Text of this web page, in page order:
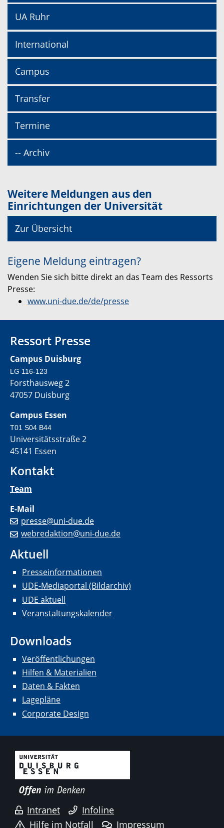
UA Ruhr
International
Campus
Transfer
Termine
-- Archiv
Weitere Meldungen aus den
Einrichtungen der Universität
Zur Übersicht
Eigene Meldung eintragen?
Wenden Sie sich bitte direkt an das Team des Ressorts
Presse:
www.uni-due.de/de/presse
Ressort Presse
Campus Duisburg
LG 116-123
Forsthausweg 2
47057 Duisburg
Campus Essen
T01 S04 B44
Universitätsstraße 2
45141 Essen
Kontakt
Team
E-Mail
presse@uni-due.de
webredaktion@uni-due.de
Aktuell
Presseinformationen
UDE-Mediaportal (Bildarchiv)
UDE aktuell
Veranstaltungskalender
Downloads
Veröffentlichungen
Hilfen & Materialien
Daten & Fakten
Lagepläne
Corporate Design
Intranet
Infoline
Hilfe im Notfall
Impressum